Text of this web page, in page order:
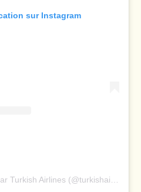
sur Instagram
Une publication partagée par Turkish Airlines (@turkishairlines)